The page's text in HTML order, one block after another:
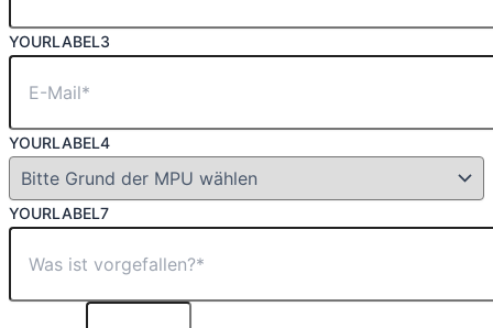
YOURLABEL3
YOURLABEL4
YOURLABEL7